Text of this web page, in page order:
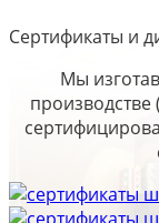
Сертификаты и
Мы